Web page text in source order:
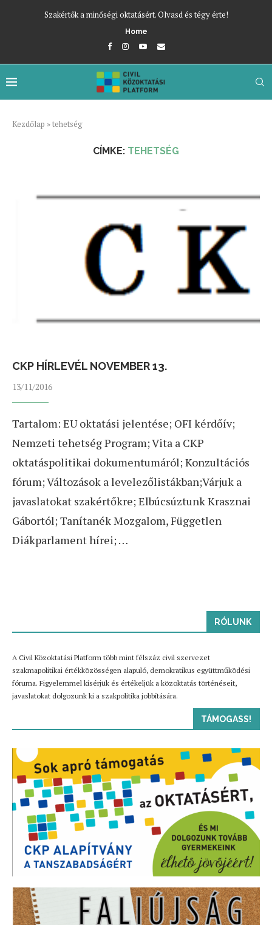
Szakértők a minőségi oktatásért. Olvasd és tégy érte!
Home
Kezdőlap »tehetség
CÍMKE: TEHETSÉG
CKP HÍRLEVÉL NOVEMBER 13.
13/11/2016
Tartalom: EU oktatási jelentése; OFI kérdőív;
Nemzeti tehetség Program; Vita a CKP
oktatáspolitikai dokumentumáról; Konzultációs
fórum; Változások a levelezőlistákban;Várjuk a
javaslatokat szakértőkre; Elbúcsúztunk Krasznai
Gábortól; Tanítanék Mozgalom, Független
Diákparlament hírei; …
RÓLUNK
A Civil Közoktatási Platform több mint félszáz civil szervezet
szakmapolitikai értékközösségen alapuló, demokratikus együttműködési
fóruma. Figyelemmel kísérjük és értékeljük a közoktatás történéseit,
javaslatokat dolgozunk ki a szakpolitika jobbítására.
TÁMOGASS!